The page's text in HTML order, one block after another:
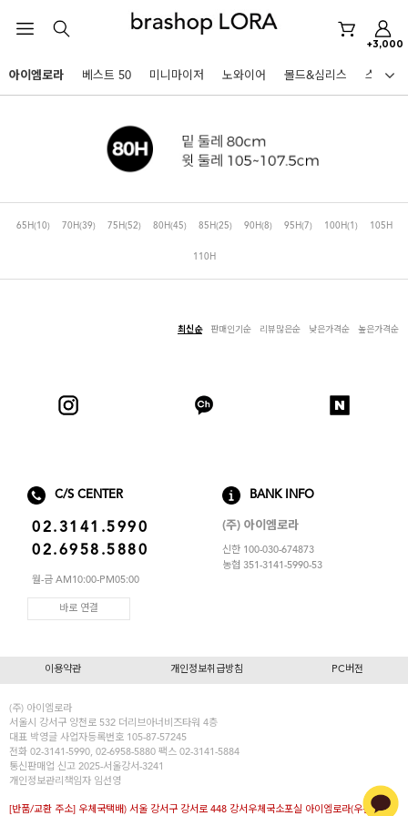
+3,000
아이엠로라
노와이어
미니마이저
아이엠로라
노와이어
노와이어
르미스떼르
아이엠로라 베스트 50 미니마이저 노와이어 몰드&심리스 스포츠
65H(10) 70H(39) 75H(52) 80H(45) 85H(25) 90H(8) 95H(7) 100H(1) 105H
110H
최신순 판매인기순 리뷰많은순 낮은가격순 높은가격순
C/S CENTER
02.3141.5990
02.6958.5880
월-금 AM10:00-PM05:00
바로 연결
BANK INFO
(주) 아이엠로라
신한 100-030-674873
농협 351-3141-5990-53
이용약관 개인정보취급방침 PC버전
(주) 아이엠로라
서울시 강서구 양천로 532 더리브아너비즈타워 4층
대표 박영글 사업자등록번호 105-87-57245
전화 02-3141-5990, 02-6958-5880 팩스 02-3141-5884
통신판매업 신고 2025-서울강서-3241
개인정보관리책임자 임선영
[반품/교환 주소] 우체국택배) 서울 강서구 강서로 448 강서우체국소포실 아이엠로라(우편번호